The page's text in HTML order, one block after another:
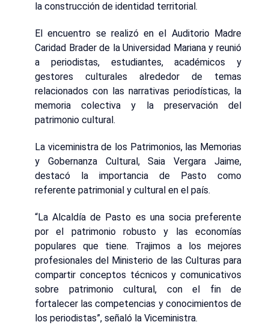
la construcción de identidad territorial.
El encuentro se realizó en el Auditorio Madre
Caridad Brader de la Universidad Mariana y reunió
a periodistas, estudiantes, académicos y
gestores culturales alrededor de temas
relacionados con las narrativas periodísticas, la
memoria colectiva y la preservación del
patrimonio cultural.
La viceministra de los Patrimonios, las Memorias
y Gobernanza Cultural, Saia Vergara Jaime,
destacó la importancia de Pasto como
referente patrimonial y cultural en el país.
“La Alcaldía de Pasto es una socia preferente
por el patrimonio robusto y las economías
populares que tiene. Trajimos a los mejores
profesionales del Ministerio de las Culturas para
compartir conceptos técnicos y comunicativos
sobre patrimonio cultural, con el fin de
fortalecer las competencias y conocimientos de
los periodistas”, señaló la Viceministra.